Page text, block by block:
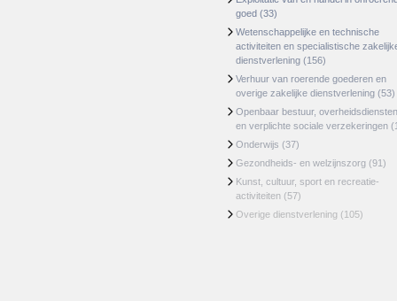
goed (33)
Wetenschappelijke en technische
activiteiten en specialistische
dienstverlening (156)
Verhuur van roerende goederen en
overige zakelijke dienstverlening (53)
Openbaar bestuur, overheidsdiensten
en verplichte sociale verzekeringen
Onderwijs (37)
Gezondheids- en welzijnszorg (91)
Kunst, cultuur, sport en recreatie-
activiteiten (57)
Overige dienstverlening (105)